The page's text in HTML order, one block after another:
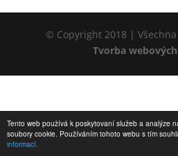
Tento web používá k poskytovaní služeb a analýze
soubory cookie. Používáním tohoto webu s tím
informací.
© Copyright 2018 |
Tvorba